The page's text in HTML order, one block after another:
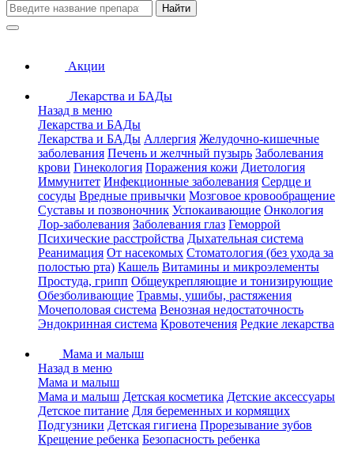
Найти
Акции
Лекарства и БАДы
Назад в меню
Лекарства и БАДы
Лекарства и БАДы Аллергия Желудочно-кишечные
заболевания Печень и желчный пузырь Заболевания
крови Гинекология Поражения кожи Диетология
Иммунитет Инфекционные заболевания Сердце и
сосуды Вредные привычки Мозговое кровообращение
Суставы и позвоночник Успокаивающие Онкология
Лор-заболевания Заболевания глаз Геморрой
Психические расстройства Дыхательная система
Реанимация От насекомых Стоматология (без ухода за
полостью рта) Кашель Витамины и микроэлементы
Простуда, грипп Общеукрепляющие и тонизирующие
Обезболивающие Травмы, ушибы, растяжения
Мочеполовая система Венозная недостаточность
Эндокринная система Кровотечения Редкие лекарства
Мама и малыш
Назад в меню
Мама и малыш
Мама и малыш Детская косметика Детские аксессуары
Детское питание Для беременных и кормящих
Подгузники Детская гигиена Прорезывание зубов
Крещение ребенка Безопасность ребенка